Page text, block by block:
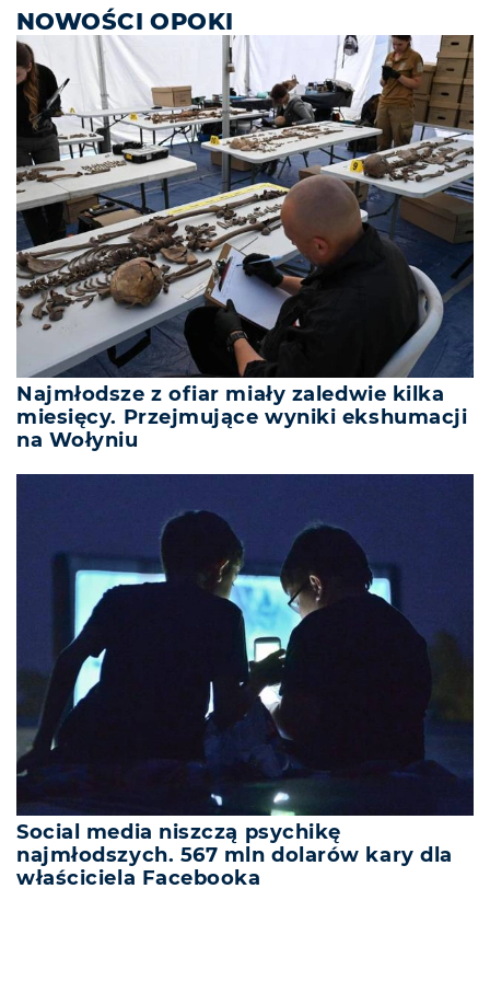
NOWOŚCI OPOKI
Najmłodsze z ofiar miały zaledwie kilka
miesięcy. Przejmujące wyniki ekshumacji
na Wołyniu
Social media niszczą psychikę
najmłodszych. 567 mln dolarów kary dla
właściciela Facebooka